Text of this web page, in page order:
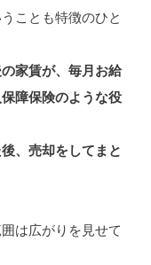
ことも特徴のひと
家賃が、毎月お給
障保険のような役
、売却をしてまと
は広がりを見せて